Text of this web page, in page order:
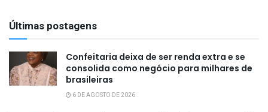
Últimas postagens
Confeitaria deixa de ser renda extra e se
consolida como negócio para milhares de
brasileiras
6 DE AGOSTO DE 2026